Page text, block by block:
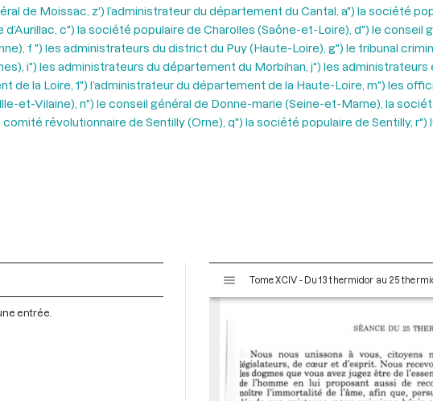
de Moissac, z') l’administrateur du département du Cantal, a") la société
d’Aurillac, c") la société populaire de Charolles (Saône-et-Loire), d") le
f ") les administrateurs du district du Puy (Haute-Loire), g") le tribunal
i") les administrateurs du département du Morbihan, j") les
de la Loire, 1") l’administrateur du département de la Haute-Loire, m") les
et-Vilaine), n") le conseil général de Donne-marie (Seine-et-Marne), la
comité révolutionnaire de Sentilly (Orne), q") la société populaire de Sentilly,
entrée.
s
Tome XCIV - Du 13 thermidor au 25